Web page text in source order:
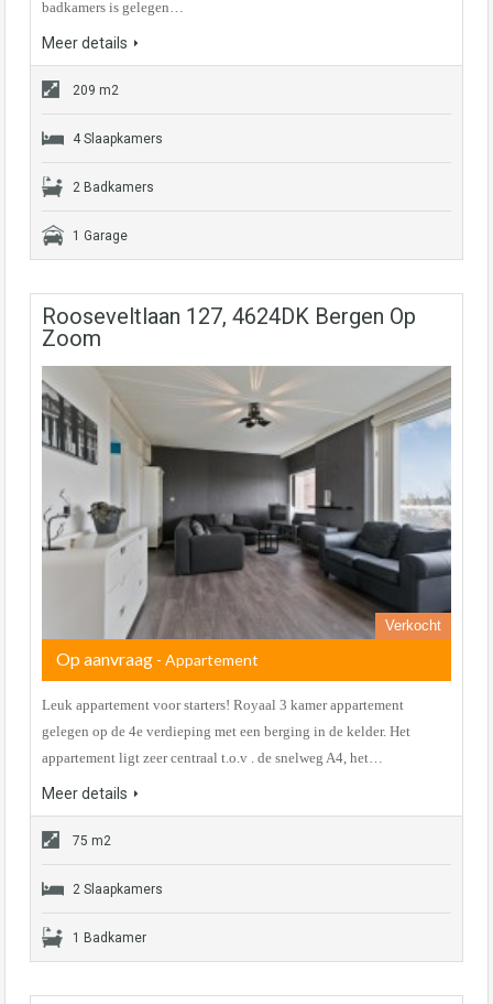
badkamers is gelegen…
Meer details
209 m2
4 Slaapkamers
2 Badkamers
1 Garage
Rooseveltlaan 127, 4624DK Bergen Op
Zoom
Verkocht
Op aanvraag - Appartement
Leuk appartement voor starters! Royaal 3 kamer appartement
gelegen op de 4e verdieping met een berging in de kelder. Het
appartement ligt zeer centraal t.o.v . de snelweg A4, het…
Meer details
75 m2
2 Slaapkamers
1 Badkamer